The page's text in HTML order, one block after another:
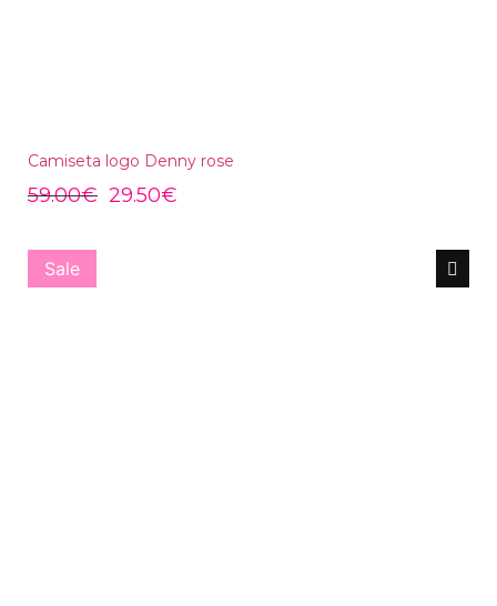
Camiseta logo Denny rose
59.00€ 29.50€
Sale